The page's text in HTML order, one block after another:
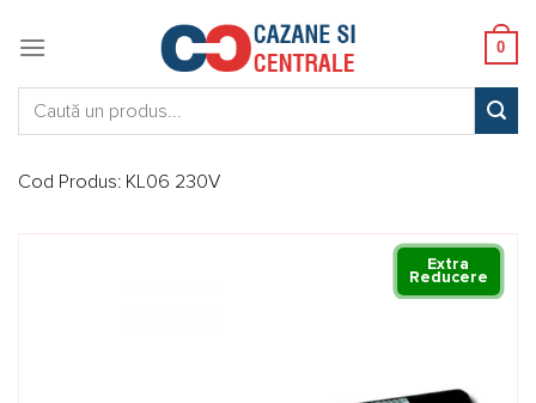
0
Cod Produs: KL06 230V
Extra
Reducere